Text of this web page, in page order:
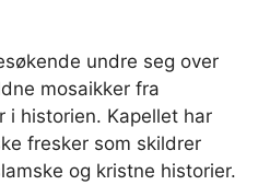
undre seg over
mosaikker fra
i historien. Kapellet har
fresker som skildrer
og kristne historier.